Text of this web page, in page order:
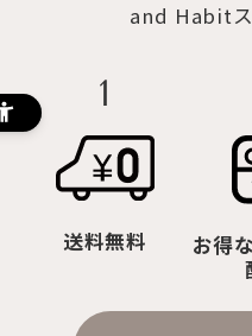
and Habit
1
送料無料
お得